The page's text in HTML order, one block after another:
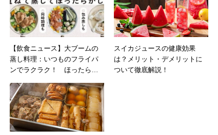
【飲食ニュース】大ブームの
蒸し料理：いつものフライパ
ンでラクラク！ ほったらか
は、フライパンで』予約開始
スイカジュースの健康効果
は？メリット・デメリットに
ついて徹底解説！